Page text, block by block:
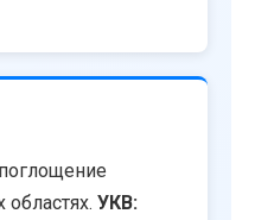
УКВ: